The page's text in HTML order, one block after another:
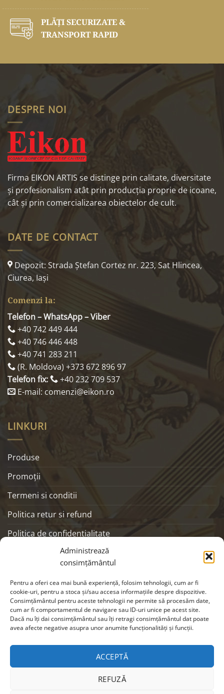
Administrează
consimțământul
Pentru a oferi cea mai bună experiență, folosim tehnologii, cum ar fi
cookie-uri, pentru a stoca și/sau accesa informațiile despre dispozitive.
Consimțământul pentru aceste tehnologii ne permite să procesăm date,
cum ar fi comportamentul de navigare sau ID-uri unice pe acest site.
Dacă nu îți dai consimțământul sau îți retragi consimțământul dat poate
avea afecte negative asupra unor anumite funcționalități și funcții.
ACCEPTĂ
REFUZĂ
PLĂŢI SECURIZATE &
TRANSPORT RAPID
DESPRE NOI
Firma EIKON ARTIS se distinge prin calitate, diversitate
și profesionalism atât prin producția proprie de icoane,
cât și prin comercializarea obiectelor de cult.
DATE DE CONTACT
Depozit: Strada Ştefan Cortez nr. 223, Sat Hlincea,
Ciurea, Iaşi
Comenzi la:
Telefon – WhatsApp – Viber
+40 742 449 444
+40 746 446 448
+40 741 283 211
(R. Moldova) +373 672 896 97
Telefon fix:
+40 232 709 537
E-mail: comenzi@eikon.ro
LINKURI
Produse
Promoţii
Termeni si conditii
Politica retur si refund
Politica de confidentialitate
SOCIALS